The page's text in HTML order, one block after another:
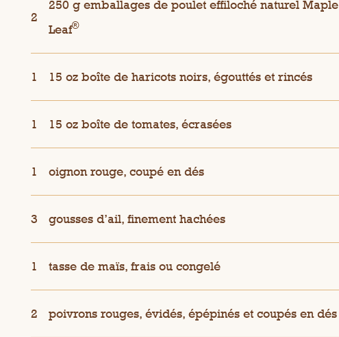
2
250 g emballages de poulet effiloché naturel Maple
Leaf®
1 15 oz boîte de haricots noirs, égouttés et rincés
1 15 oz boîte de tomates, écrasées
1 oignon rouge, coupé en dés
3 gousses d’ail, finement hachées
1 tasse de maïs, frais ou congelé
2 poivrons rouges, évidés, épépinés et coupés en dés